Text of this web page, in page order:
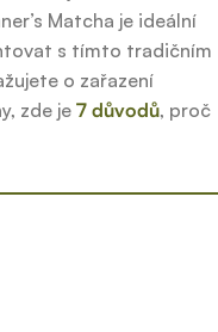
Matcha je ideální
s tímto tradičním
o zařazení
zde je 7 důvodů, proč